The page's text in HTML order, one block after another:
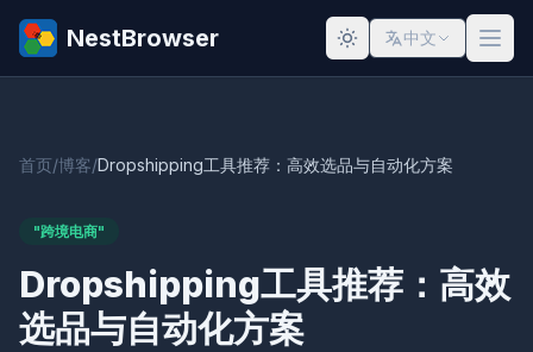
NestBrowser 中文
首页/博客/Dropshipping工具推荐：高效选品与自动化方案
"跨境电商"
Dropshipping工具推荐：高效
选品与自动化方案